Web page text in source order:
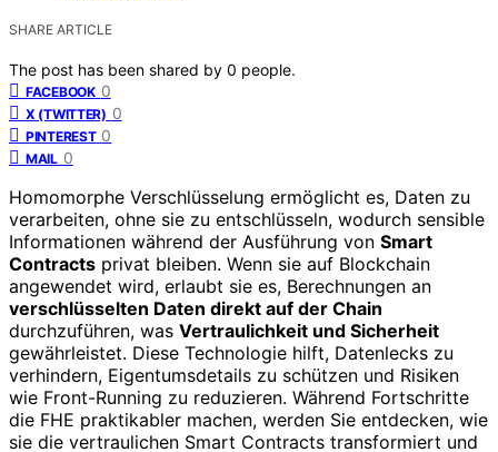
SHARE ARTICLE
The post has been shared by 0 people.
FACEBOOK 0
X (TWITTER) 0
PINTEREST 0
MAIL 0
Homomorphe Verschlüsselung ermöglicht es, Daten zu
verarbeiten, ohne sie zu entschlüsseln, wodurch sensible
Informationen während der Ausführung von Smart
Contracts privat bleiben. Wenn sie auf Blockchain
angewendet wird, erlaubt sie es, Berechnungen an
verschlüsselten Daten direkt auf der Chain
durchzuführen, was Vertraulichkeit und Sicherheit
gewährleistet. Diese Technologie hilft, Datenlecks zu
verhindern, Eigentumsdetails zu schützen und Risiken
wie Front-Running zu reduzieren. Während Fortschritte
die FHE praktikabler machen, werden Sie entdecken, wie
sie die vertraulichen Smart Contracts transformiert und